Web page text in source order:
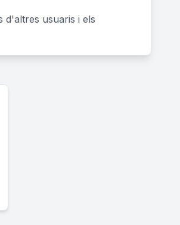
d'altres usuaris i els